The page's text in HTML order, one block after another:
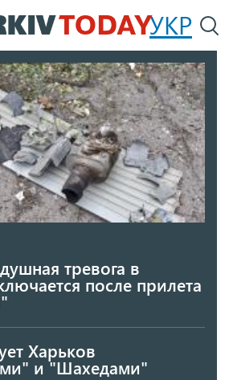
Перейти
к
содержанию
УКР
тревога в
после прилета
Харьков
и "Шахедами"